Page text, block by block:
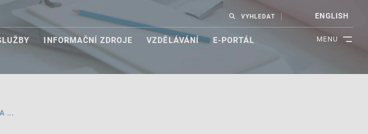
MENU
VYHLEDAT ENGLISH
INFORMAČNÍ ZDROJE VZDĚLÁVÁNÍ E-PORTÁL
...